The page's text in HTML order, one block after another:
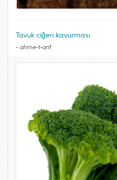
Tavuk ciğeri kavurması
- ahme-t-arif